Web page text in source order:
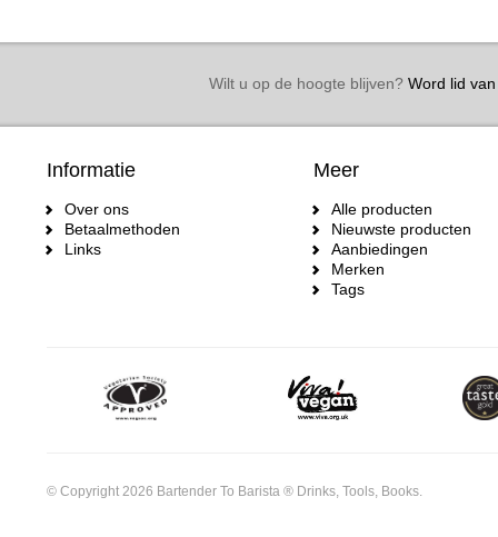
Wilt u op de hoogte blijven?Word lid van
Informatie
Over ons
Betaalmethoden
Links
Meer
Alle producten
Nieuwste producten
Aanbiedingen
Merken
Tags
© Copyright 2026 Bartender To Barista ® Drinks, Tools, Books.